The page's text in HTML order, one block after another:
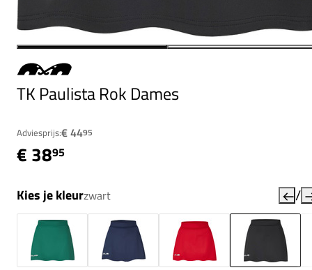
TK Paulista Rok Dames
Adviesprijs:€ 4495
€ 3895
Kies je kleurzwart /